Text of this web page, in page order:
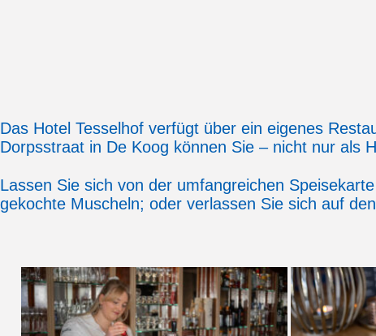
Das Hotel Tesselhof verfügt über ein eigenes
Dorpsstraat in De Koog können Sie – nicht nur als
Lassen Sie sich von der umfangreichen
gekochte Muscheln; oder verlassen Sie sich auf